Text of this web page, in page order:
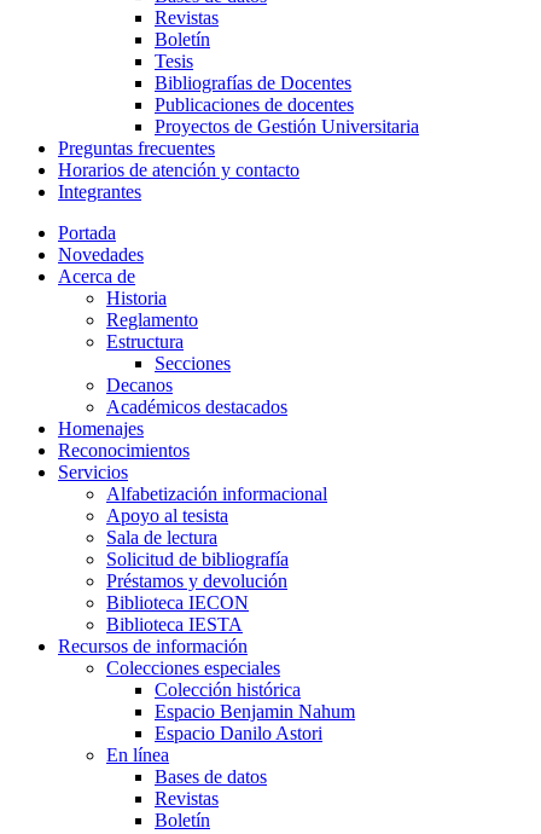
Revistas
Boletín
Tesis
Bibliografías de Docentes
Publicaciones de docentes
Proyectos de Gestión Universitaria
Preguntas frecuentes
Horarios de atención y contacto
Integrantes
Portada
Novedades
Acerca de
Historia
Reglamento
Estructura
Secciones
Decanos
Académicos destacados
Homenajes
Reconocimientos
Servicios
Alfabetización informacional
Apoyo al tesista
Sala de lectura
Solicitud de bibliografía
Préstamos y devolución
Biblioteca IECON
Biblioteca IESTA
Recursos de información
Colecciones especiales
Colección histórica
Espacio Benjamin Nahum
Espacio Danilo Astori
En línea
Bases de datos
Revistas
Boletín